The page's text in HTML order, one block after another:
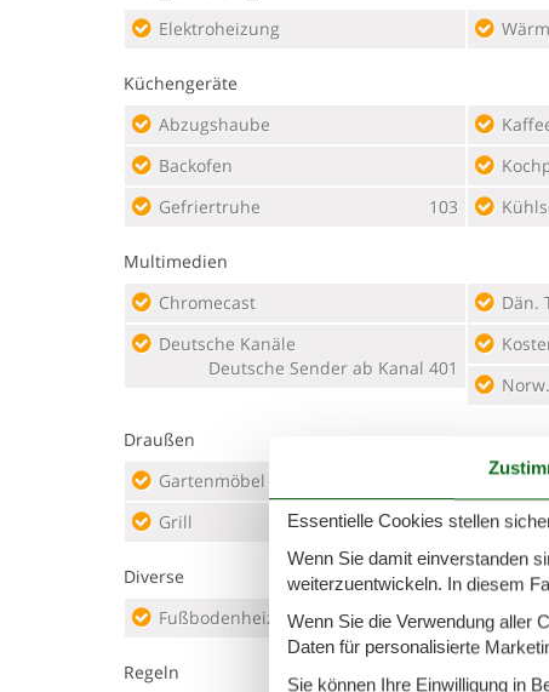
Elektroheizung
Küchengeräte
Abzugshaube
Backofen
Gefriertruhe
103
Multimedien
Chromecast
Deutsche Kanäle
Deutsche Sender ab Kanal 401
Dän.
Draußen
Gartenmöbel
Grill
Gasgrill
Diverse
Fußbodenheizung
Regeln
Essentielle Cookies stellen
Wenn Sie damit einverstanden
weiterzuentwickeln. In diesem
Wenn Sie die Verwendung aller
Daten für personalisierte
Sie können Ihre Einwilligung in